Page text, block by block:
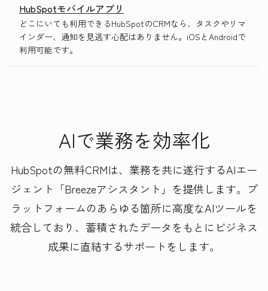
HubSpotモバイルアプリ
どこにいても利用できるHubSpotのCRMなら、タスクやリマ
インダー、通知を見逃す心配はありません。iOSとAndroidで
利用可能です。
AIで業務を効率化
HubSpotの無料CRMは、業務を共に遂行するAIエー
ジェント「Breezeアシスタント」を提供します。プ
ラットフォームのあらゆる箇所に高度なAIツールを
統合しており、蓄積されたデータをもとにビジネス
成果に直結するサポートをします。